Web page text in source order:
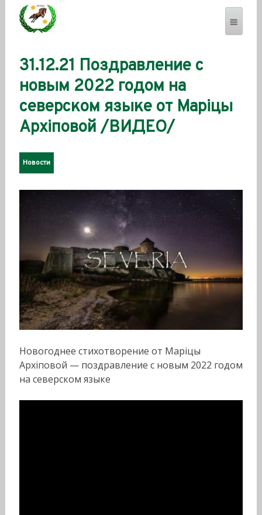
SEVERENSES.COM
31.12.21 Поздравление с
новым 2022 годом на
северском языке от Марiцы
Архiповой /ВИДЕО/
Новости
Новогоднее стихотворение от Марiцы
Архiповой — поздравление с новым 2022 годом
на северском языке